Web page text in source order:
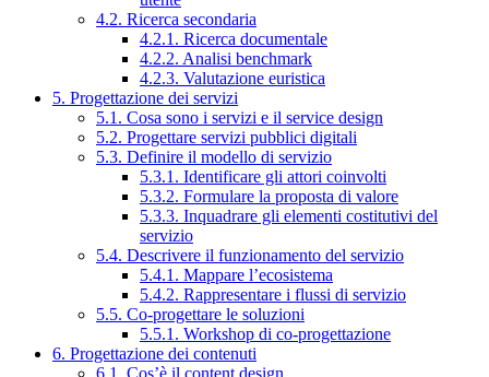
4.2. Ricerca secondaria
4.2.1. Ricerca documentale
4.2.2. Analisi benchmark
4.2.3. Valutazione euristica
5. Progettazione dei servizi
5.1. Cosa sono i servizi e il service design
5.2. Progettare servizi pubblici digitali
5.3. Definire il modello di servizio
5.3.1. Identificare gli attori coinvolti
5.3.2. Formulare la proposta di valore
5.3.3. Inquadrare gli elementi costitutivi del
servizio
5.4. Descrivere il funzionamento del servizio
5.4.1. Mappare l’ecosistema
5.4.2. Rappresentare i flussi di servizio
5.5. Co-progettare le soluzioni
5.5.1. Workshop di co-progettazione
6. Progettazione dei contenuti
6.1. Cos’è il content design